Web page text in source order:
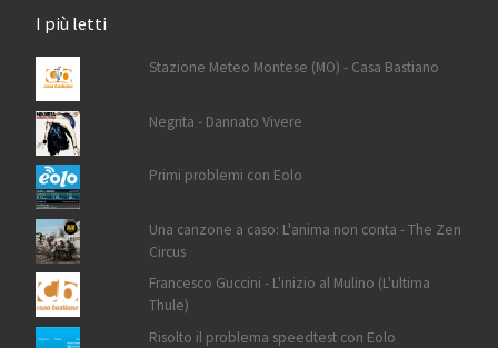
I più letti
Stazione Meteo Montese (MO) - Casa Bastiano
Negrita - Dannato Vivere
Primi problemi con Eolo
Una canzone a caso: L'anima non conta - The Zen
Circus
Francesco Guccini - L'inizio al Mulino (L'ultima
Thule)
Risolto il problema speedtest con Eolo